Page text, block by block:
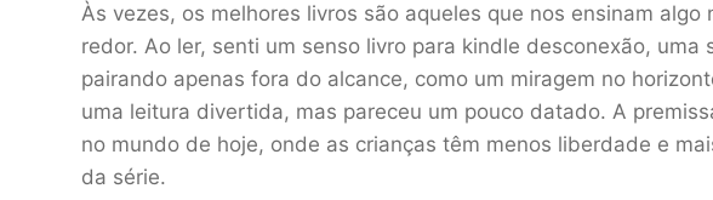
Às vezes, os melhores livros são aqueles que nos ensinam
redor. Ao ler, senti um senso livro para kindle desconexão, uma
pairando apenas fora do alcance, como um miragem no
uma leitura divertida, mas pareceu um pouco datado. A
no mundo de hoje, onde as crianças têm menos liberdade e
da série.